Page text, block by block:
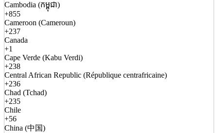
Cambodia (កម្ពុជា)
+855
Cameroon (Cameroun)
+237
Canada
+1
Cape Verde (Kabu Verdi)
+238
Central African Republic (République centrafricaine)
+236
Chad (Tchad)
+235
Chile
+56
China (中国)